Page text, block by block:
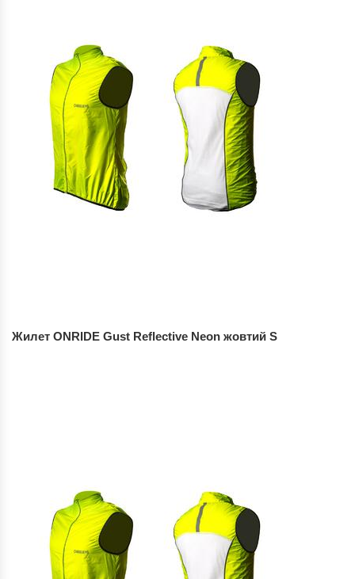
Жилет ONRIDE Gust Reflective Neon жовтий S